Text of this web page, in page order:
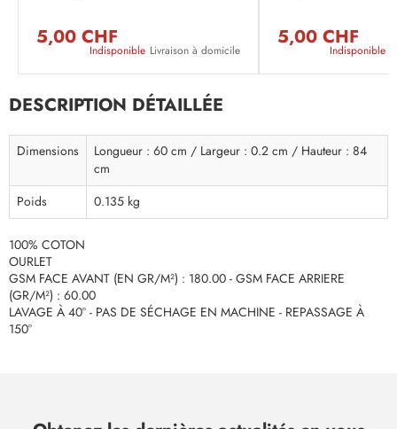
5,00 CHF
Indisponible Livraison à domicile
5,00 CHF
Indisponible
DESCRIPTION DÉTAILLÉE
Dimensions
Longueur : 60 cm / Largeur : 0.2 cm / Hauteur : 84
cm
Poids
0.135 kg
100% COTON
OURLET
GSM FACE AVANT (EN GR/M²) : 180.00 - GSM FACE ARRIERE
(GR/M²) : 60.00
LAVAGE À 40° - PAS DE SÉCHAGE EN MACHINE - REPASSAGE À
150°